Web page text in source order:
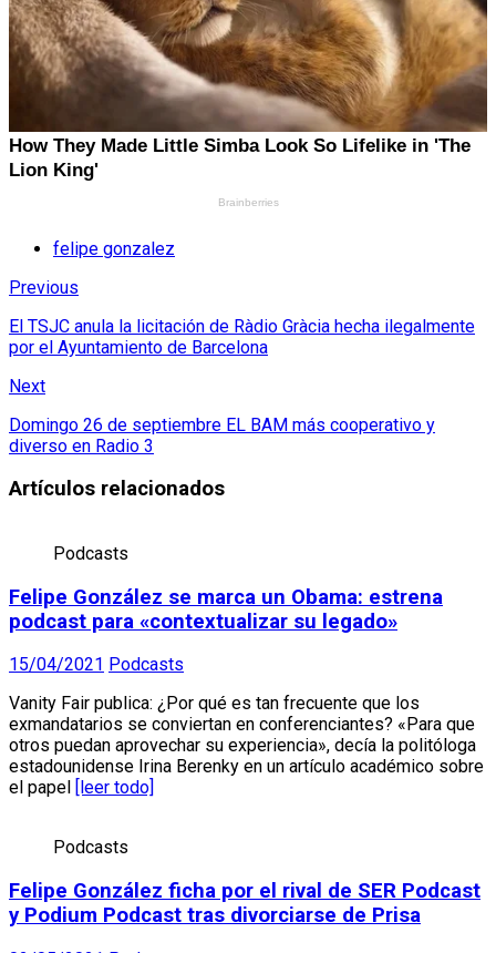
felipe gonzalez
Previous
El TSJC anula la licitación de Ràdio Gràcia hecha ilegalmente
por el Ayuntamiento de Barcelona
Next
Domingo 26 de septiembre EL BAM más cooperativo y
diverso en Radio 3
Artículos relacionados
Podcasts
Felipe González se marca un Obama: estrena
podcast para «contextualizar su legado»
15/04/2021 Podcasts
Vanity Fair publica: ¿Por qué es tan frecuente que los
exmandatarios se conviertan en conferenciantes? «Para que
otros puedan aprovechar su experiencia», decía la politóloga
estadounidense Irina Berenky en un artículo académico sobre
el papel
[leer todo]
Podcasts
Felipe González ficha por el rival de SER Podcast
y Podium Podcast tras divorciarse de Prisa